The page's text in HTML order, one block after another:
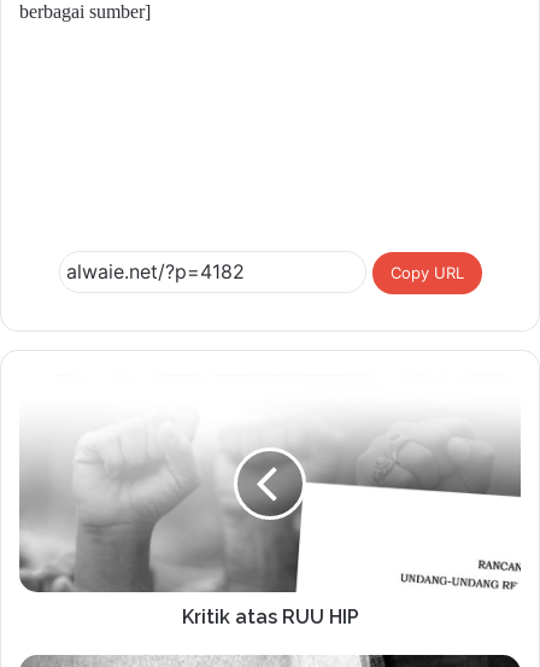
berbagai sumber]
Copy URL
Kritik atas RUU HIP